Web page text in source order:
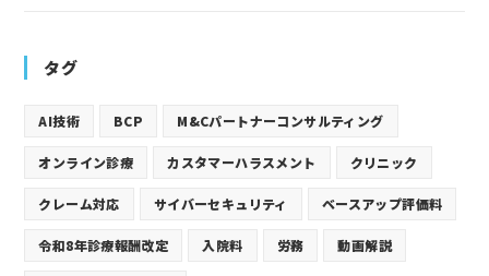
タグ
AI技術 BCP M&Cパートナーコンサルティング
オンライン診療 カスタマーハラスメント クリニック
クレーム対応 サイバーセキュリティ ベースアップ評価料
令和8年診療報酬改定 入院料 労務 動画解説